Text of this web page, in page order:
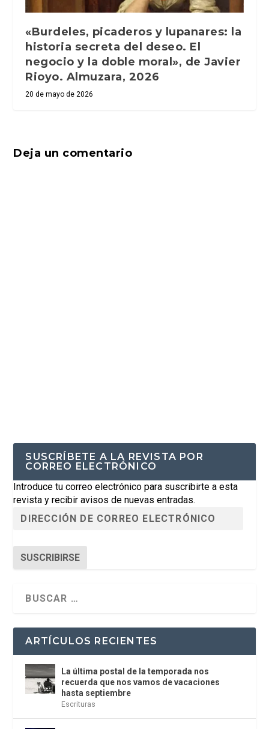
«Burdeles, picaderos y lupanares: la
historia secreta del deseo. El
negocio y la doble moral», de Javier
Rioyo. Almuzara, 2026
20 de mayo de 2026
Deja un comentario
SUSCRÍBETE A LA REVISTA POR
CORREO ELECTRÓNICO
Introduce tu correo electrónico para suscribirte a esta
revista y recibir avisos de nuevas entradas.
SUSCRIBIRSE
ARTÍCULOS RECIENTES
La última postal de la temporada nos
recuerda que nos vamos de vacaciones
hasta septiembre
Escrituras